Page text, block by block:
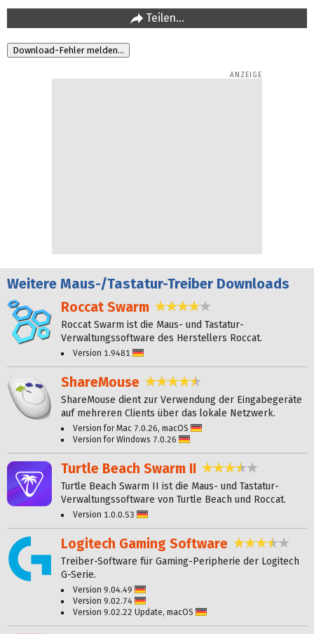
Teilen…
Weitere Maus-/Tastatur-Treiber Downloads
Roccat Swarm 3,8 Sterne
Roccat Swarm ist die Maus- und Tastatur-
Verwaltungssoftware des Herstellers Roccat.
Version 1.9481
ShareMouse 4,4 Sterne
ShareMouse dient zur Verwendung der Eingabegeräte
auf mehreren Clients über das lokale Netzwerk.
Version for Mac 7.0.26, macOS
Version for Windows 7.0.26
Turtle Beach Swarm II 3,4 Sterne
Turtle Beach Swarm II ist die Maus- und Tastatur-
Verwaltungssoftware von Turtle Beach und Roccat.
Version 1.0.0.53
Logitech Gaming Software 3,7
Treiber-Software für Gaming-Peripherie der Logitech
G-Serie.
Version 9.04.49
Version 9.02.74
Version 9.02.22 Update, macOS